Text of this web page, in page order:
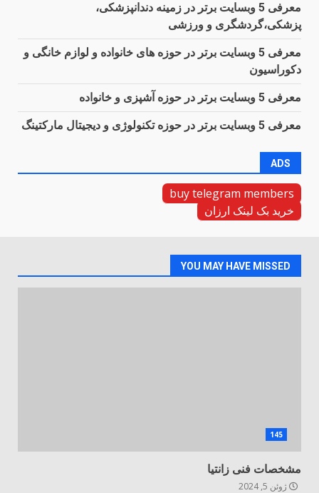
معرفی 5 وبسایت برتر در زمینه دندانپزشکی،
پزشکی،گردشگری و ورزشی
معرفی 5 وبسایت برتر در حوزه های خانواده و لوازم خانگی و
دکوراسیون
معرفی 5 وبسایت برتر در حوزه آشپزی و خانواده
معرفی 5 وبسایت برتر در حوزه تکنولوژی و دیجیتال مارکتینگ
ADS
buy telegram members
خرید بک لینک ارزان
YOU MAY HAVE MISSED
145
مشخصات فنی زانتیا
ژوئن 5, 2024